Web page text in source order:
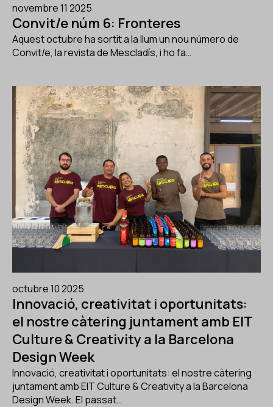
novembre 11 2025
Convit/e núm 6: Fronteres
Aquest octubre ha sortit a la llum un nou número de
Convit/e, la revista de Mescladís, i ho fa…
octubre 10 2025
Innovació, creativitat i oportunitats:
el nostre càtering juntament amb EIT
Culture & Creativity a la Barcelona
Design Week
Innovació, creativitat i oportunitats: el nostre càtering
juntament amb EIT Culture & Creativity a la Barcelona
Design Week. El passat…